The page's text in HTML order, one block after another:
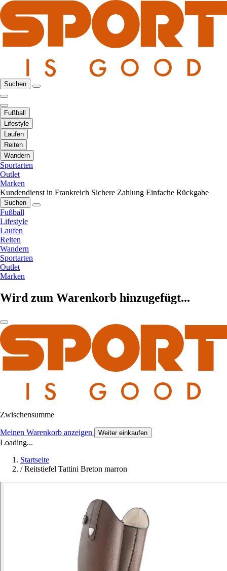
Suchen
Fußball
Lifestyle
Laufen
Reiten
Wandern
Sportarten
Outlet
Marken
Kundendienst in Frankreich Sichere Zahlung Einfache Rückgabe
Suchen
Fußball
Lifestyle
Laufen
Reiten
Wandern
Sportarten
Outlet
Marken
Wird zum Warenkorb hinzugefügt...
Zwischensumme
Meinen Warenkorb anzeigen Weiter einkaufen
Loading...
Startseite
/ Reitstiefel Tattini Breton marron